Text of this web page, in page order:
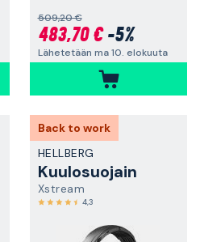
509,20 €
483,70 €-5%
Lähetetään ma 10. elokuuta
Back to work
HELLBERG
Kuulosuojain
Xstream
4,3